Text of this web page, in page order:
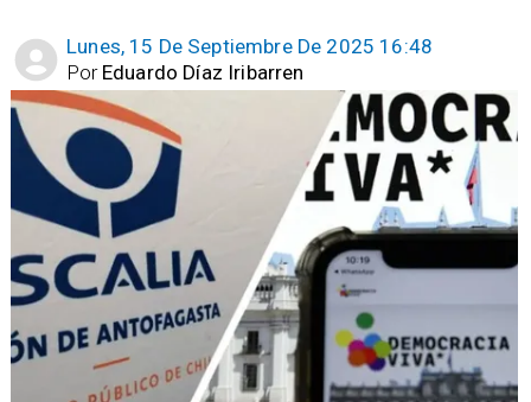
Lunes, 15 De Septiembre De 2025 16:48
Eduardo Díaz Iribarren
Por